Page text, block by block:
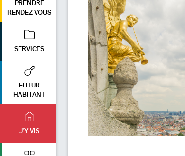
PRENDRE
RENDEZ-VOUS
SERVICES
FUTUR
HABITANT
J'Y VIS